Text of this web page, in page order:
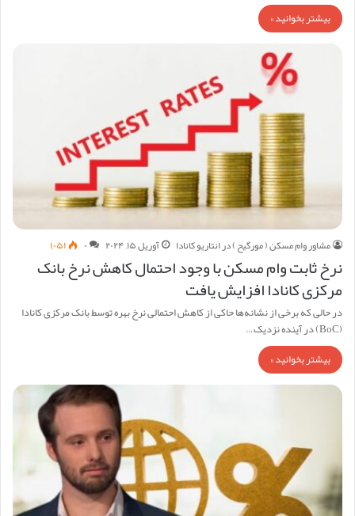
بیشتر بخوانید »
مشاور وام مسکن ( مورگیح ) در انتاریو کانادا آوریل ۱۵, ۲۰۲۴ ۰ ۱,۰۵۱
نرخ ثابت وام مسکن با وجود احتمال کاهش نرخ بانک
مرکزی کانادا افزایش یافت
در حالی که برخی از نشانه‌ها حاکی از کاهش احتمالی نرخ بهره توسط بانک مرکزی کانادا
(BoC) در آینده نزدیک…
بیشتر بخوانید »